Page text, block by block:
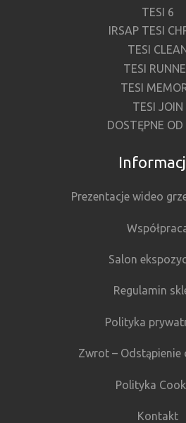
TESI 6
IRSAP TESI
TESI
TESI
TESI
TESI JOIN
DOSTĘPNE OD
Prezentacje wideo
Salon
Regulamin
Polityka
Zwrot – Odstąpienie
Polityka
Kontakt